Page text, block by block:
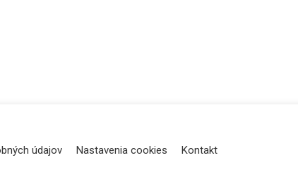
údajov Nastavenia cookies
Kontakt